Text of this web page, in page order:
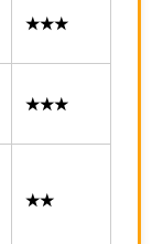
★★★
★★★
★★